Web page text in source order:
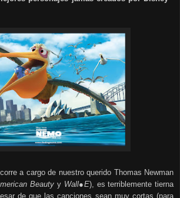
a cargo de nuestro querido Thomas Newman
Beauty y Wall●E), es terriblemente tierna
de que las canciones sean muy cortas (para